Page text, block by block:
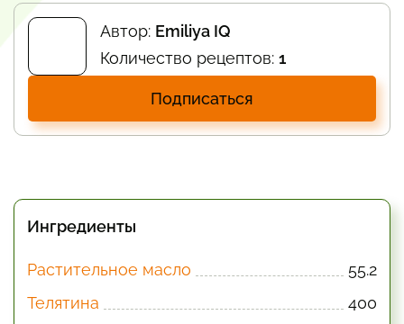
Автор: Emiliya IQ
Количество рецептов: 1
Подписаться
Ингредиенты
Растительное масло
55.2
Телятина
400